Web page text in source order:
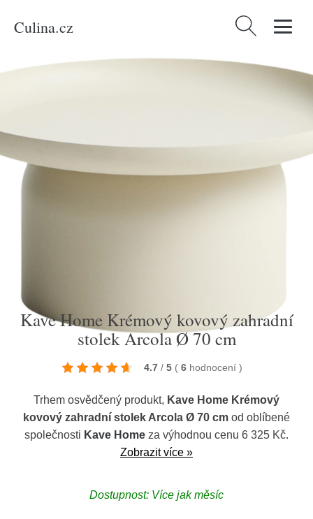
Culina.cz Vyhledávání
Domů
Kave Home Krémový kovový
Kave Home Krémový kovový zahradní
stolek Arcola Ø 70 cm
4.7 / 5 ( 6 hodnocení )
Trhem osvědčený produkt, Kave Home Krémový
kovový zahradní stolek Arcola Ø 70 cm od oblíbené
společnosti Kave Home za výhodnou cenu 6 325 Kč.
Zobrazit více »
Dostupnost: Více jak měsíc